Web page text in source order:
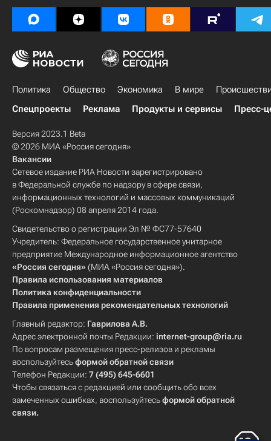
Политика Общество Экономика В мире
Спецпроекты
Реклама Продукты и сервисы Пресс-
Версия 2023.1 Beta
© 2026 МИА «Россия сегодня»
Вакансии
Сетевое издание РИА Новости зарегистрировано
в Федеральной службе по надзору в сфере связи,
информационных технологий и массовых коммуникаций
(Роскомнадзор) 08 апреля 2014 года.
Свидетельство о регистрации Эл № ФС77-57640
Учредитель: Федеральное государственное унитарное
предприятие Международное информационное агентство
«Россия сегодня» (МИА «Россия сегодня»).
Правила использования материалов
Политика конфиденциальности
Правила применения рекомендательных технологий
Главный редактор: Гаврилова А.В.
Адрес электронной почты Редакции: internet-group@ria.ru
По вопросам размещения пресс-релизов и рекламы
воспользуйтесьформой обратной связи
Телефон Редакции: 7 (495) 645-6601
Чтобы связаться с редакцией или сообщить обо всех
замеченных ошибках, воспользуйтесьформой обратной
связи.